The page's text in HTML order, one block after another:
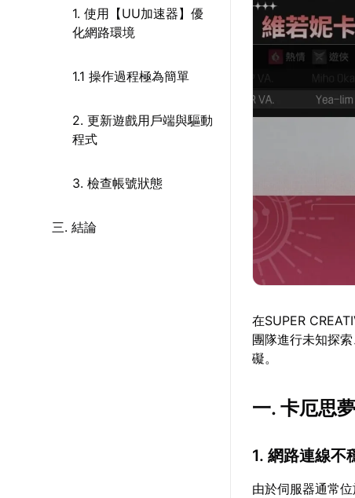
1. 使用【UU加速器】優
化網路環境
1.1 操作過程極為簡單
2. 更新遊戲用戶端與驅動
程式
3. 檢查帳號狀態
三. 結論
在SUPER
團隊進行未知探
礙。
一. 卡厄思
1. 網路連線不
由於伺服器通常